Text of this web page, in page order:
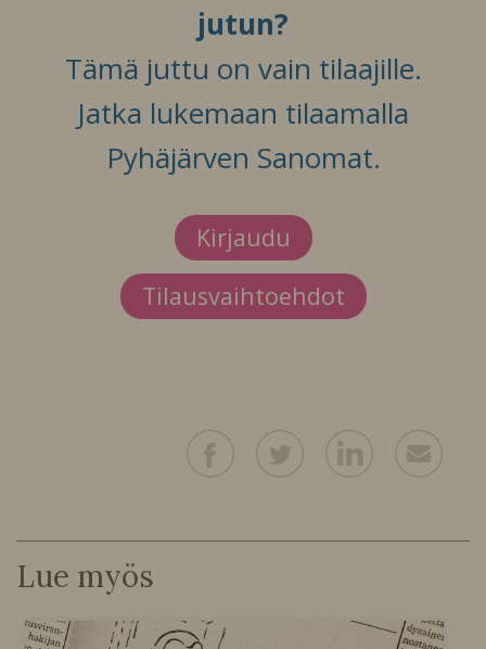
jutun?
Tämä juttu on vain tilaajille.
Jatka lukemaan tilaamalla
Pyhäjärven Sanomat.
Kirjaudu
Tilausvaihtoehdot
Lue myös